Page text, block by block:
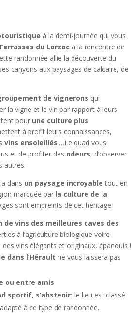
à la demi-journée qui vous
du Larzac à la rencontre de
randonnée allie la découverte du
canyons aux paysages de calcaire, de
de vignerons qui
la vigne et le vin par rapport à leurs
pour une culture plus
à profit leurs connaissances,
vins ensoleillés.…Le quad vous
et de profiter des odeurs, d’observer
autres.
dans un paysage incroyable tout en
marquée par la culture de la
sont empreints de cet héritage.
vins des meilleures caves des
à l’agriculture biologique voire
vins élégants et originaux, épanouis !
dans l’Hérault ne vous laissera pas
ou entre amis
sportif, s’abstenir: le lieu est classé
à ce type de randonnée.